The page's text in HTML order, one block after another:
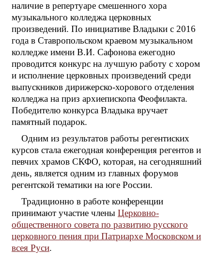
наличие в репертуаре смешенного хора
музыкального колледжа церковных
произведений. По инициативе Владыки с 2016
года в Ставропольском краевом музыкальном
колледже имени В.И. Сафонова ежегодно
проводится конкурс на лучшую работу с хором
и исполнение церковных произведений среди
выпускников дирижерско-хорового отделения
колледжа на приз архиепископа Феофилакта.
Победителю конкурса Владыка вручает
памятный подарок.
Одним из результатов работы регентиских
курсов стала ежегодная конференция регентов и
певчих храмов СКФО, которая, на сегодняшний
день, является одним из главных форумов
регентской тематики на юге России.
Традиционно в работе конференции
принимают участие члены Церковно-
общественного совета по развитию русского
церковного пения при Патриархе Московском и
всея Руси.